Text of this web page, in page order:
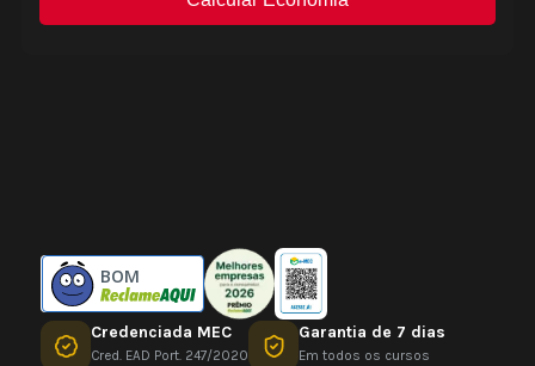
BOM
Credenciada MEC
Cred. EAD Port. 247/2020
Garantia de 7 dias
Em todos os cursos